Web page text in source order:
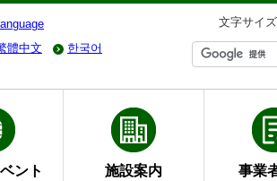
文字サイズ
體中文 한국어
ント 施設案内 事業